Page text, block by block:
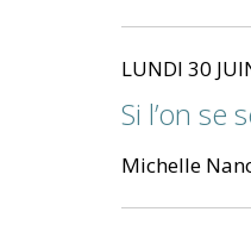
LUNDI 30
Si l’on se
Michelle